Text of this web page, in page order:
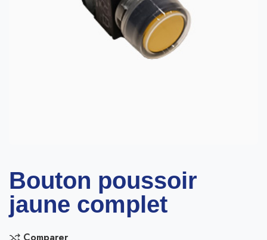
Bouton poussoir
jaune complet